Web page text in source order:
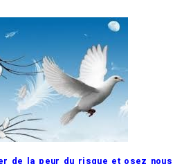
de la peur du risque et osez nous